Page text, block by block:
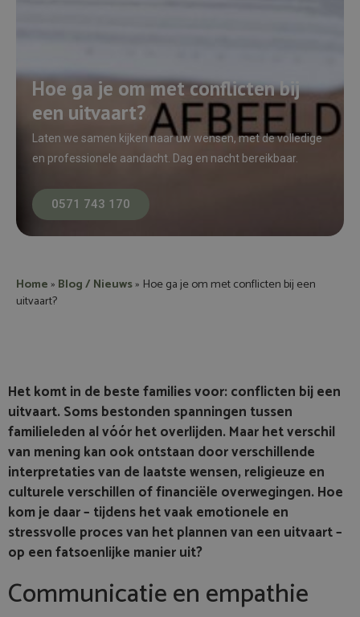
Hoe ga je om met conflicten bij
een uitvaart?
Laten we samen kijken naar uw wensen, met de volledige
en professionele aandacht. Dag en nacht bereikbaar.
0571 743 170
Home» Blog / Nieuws» Hoe ga je om met conflicten bij een
uitvaart?
Het komt in de beste families voor: conflicten bij een
uitvaart. Soms bestonden spanningen tussen
familieleden al vóór het overlijden. Maar het verschil
van mening kan ook ontstaan door verschillende
interpretaties van de laatste wensen, religieuze en
culturele verschillen of financiële overwegingen. Hoe
kom je daar – tijdens het vaak emotionele en
stressvolle proces van het plannen van een uitvaart –
op een fatsoenlijke manier uit?
Communicatie en empathie